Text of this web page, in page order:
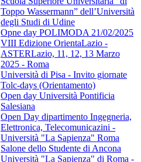
Toppo Wassermann” dell’Università
degli Studi di Udine
Opne day POLIMODA 21/02/2025
VIII Edizione OrientaLazio -
ASTERLazio, 11, 12, 13 Marzo
2025 - Roma
Università di Pisa - Invito giornate
Tolc-days (Orientamento)
Open day Università Pontificia
Salesiana
Open Day dipartimento Ingegneria,
Elettronica, Telecomunicazini -
Università "La Sapienza" Roma
Salone dello Studente di Ancona
Università "La Sapienza" di Roma -